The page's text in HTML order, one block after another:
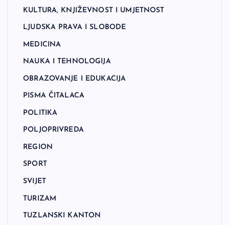
KULTURA, KNJIŽEVNOST I UMJETNOST
LJUDSKA PRAVA I SLOBODE
MEDICINA
NAUKA I TEHNOLOGIJA
OBRAZOVANJE I EDUKACIJA
PISMA ČITALACA
POLITIKA
POLJOPRIVREDA
REGION
SPORT
SVIJET
TURIZAM
TUZLANSKI KANTON